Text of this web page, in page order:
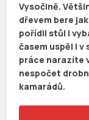
Vysočině.
dřevem bere
pořídil stůl i
časem uspěl i v
práce narazíte
nespočet
kamarádů.